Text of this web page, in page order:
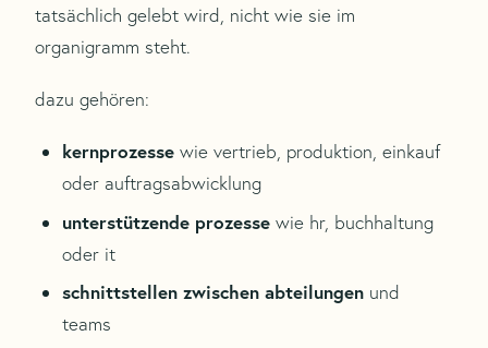
tatsächlich gelebt wird, nicht wie sie im
organigramm steht.
dazu gehören:
kernprozesse wie vertrieb, produktion, einkauf
oder auftragsabwicklung
unterstützende prozesse wie hr, buchhaltung
oder it
schnittstellen zwischen abteilungen und
teams